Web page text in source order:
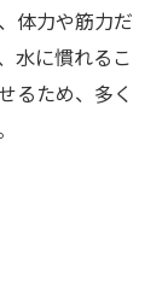
体力や筋力だ
水に慣れるこ
るため、多く